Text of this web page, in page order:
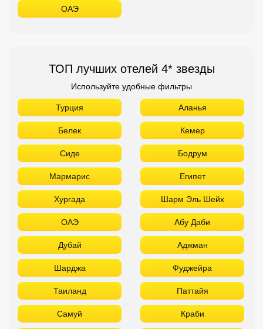
ОАЭ
ТОП лучших отелей 4* звезды
Используйте удобные фильтры
Турция Аланья
Белек Кемер
Сиде Бодрум
Мармарис Египет
Хургада Шарм Эль Шейх
ОАЭ Абу Даби
Дубай Аджман
Шарджа Фуджейра
Таиланд Паттайя
Самуй Краби